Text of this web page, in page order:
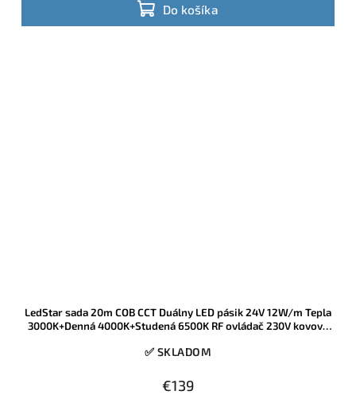
Do košíka
LedStar sada 20m COB CCT Duálny LED pásik 24V 12W/m Tepla
3000K+Denná 4000K+Studená 6500K RF ovládač 230V kovový
✅ SKLADOM
€139